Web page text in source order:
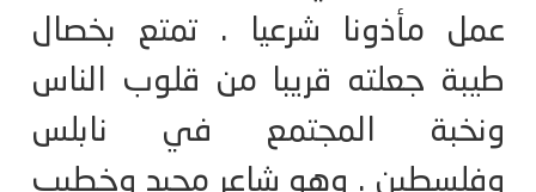
عمل مأذونا شرعيا . تمتع بخصال
طيبة جعلته قريبا من قلوب الناس
ونخبة المجتمع في نابلس
وفلسطين . وهو شاعر مجيد وخطيب